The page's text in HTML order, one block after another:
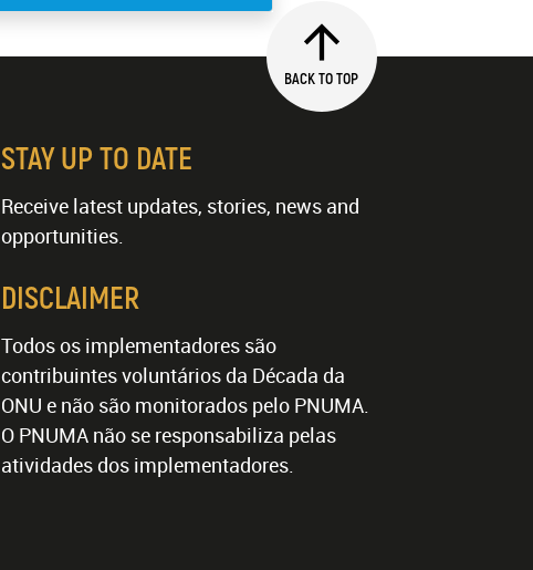
BACK TO TOP
STAY UP TO DATE
Receive latest updates, stories, news and
opportunities.
DISCLAIMER
Todos os implementadores são
contribuintes voluntários da Década da
ONU e não são monitorados pelo PNUMA.
O PNUMA não se responsabiliza pelas
atividades dos implementadores.